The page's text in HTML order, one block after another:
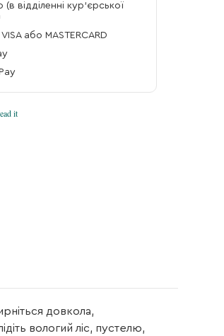
(в відділенні кур'єрської
або MASTERCARD
довкола,
вологий ліс, пустелю,